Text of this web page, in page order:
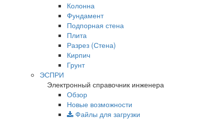
Колонна
Фундамент
Подпорная стена
Плита
Разрез (Стена)
Кирпич
Грунт
ЭСПРИ
Электронный справочник инженера
Обзор
Новые возможности
Файлы для загрузки